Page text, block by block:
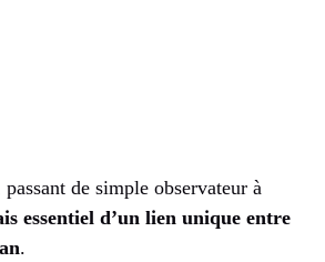
de simple observateur à
essentiel d’un lien unique entre
.